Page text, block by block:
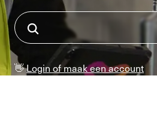
👋Login of maak een account